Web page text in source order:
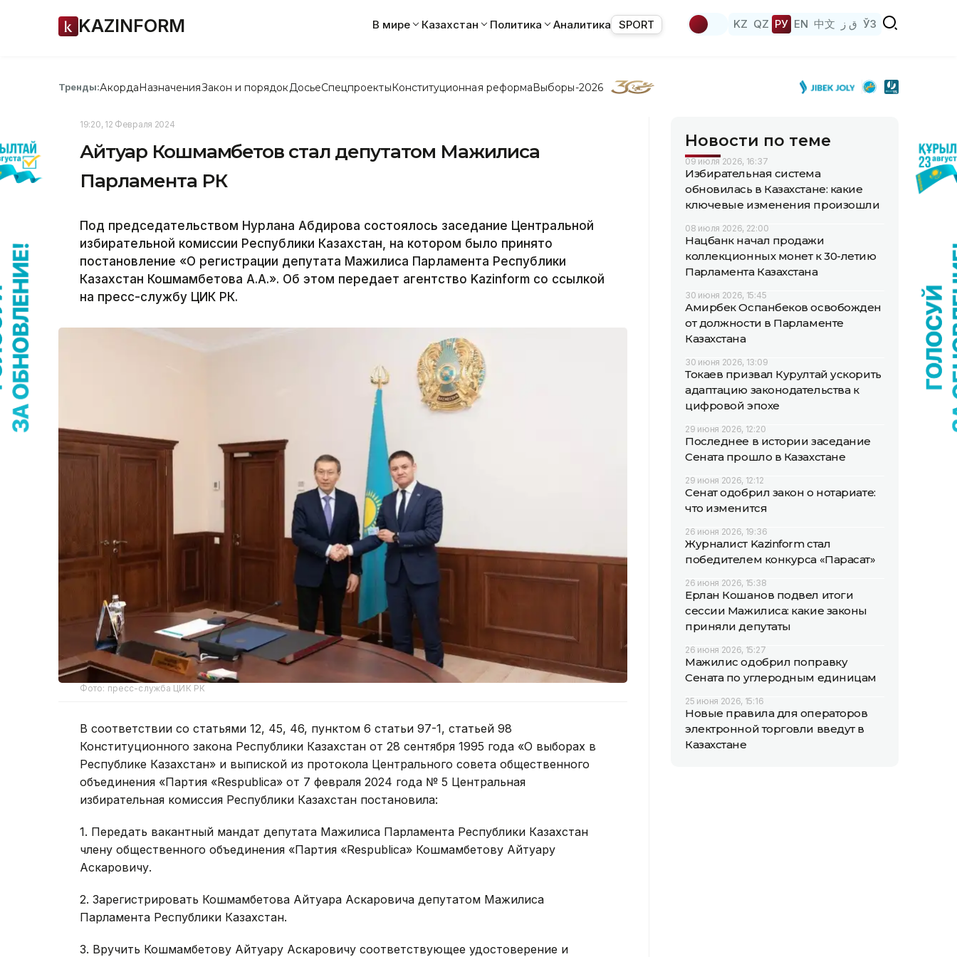
KAZINFORM В мире Казахстан Политика Аналитика SPORT KZ QZ РУ EN 中文 ق ز ЎЗ
Тренды:АкордаНазначенияЗакон и порядок ДосьеСпецпроектыКонституционная реформаВыборы-2026
19:20, 12 Февраля 2024
Айтуар Кошмамбетов стал депутатом Мажилиса
Парламента РК
Под председательством Нурлана Абдирова состоялось заседание Центральной
избирательной комиссии Республики Казахстан, на котором было принято
постановление «О регистрации депутата Мажилиса Парламента Республики
Казахстан Кошмамбетова А.А.». Об этом передает агентство Kazinform со ссылкой
на пресс-службу ЦИК РК.
Фото: пресс-служба ЦИК РК
В соответствии со статьями 12, 45, 46, пунктом 6 статьи 97-1, статьей 98
Конституционного закона Республики Казахстан от 28 сентября 1995 года «О выборах в
Республике Казахстан» и выпиской из протокола Центрального совета общественного
объединения «Партия «Respublica» от 7 февраля 2024 года № 5 Центральная
избирательная комиссия Республики Казахстан постановила:
1. Передать вакантный мандат депутата Мажилиса Парламента Республики Казахстан
члену общественного объединения «Партия «Respublica» Кошмамбетову Айтуару
Аскаровичу.
2. Зарегистрировать Кошмамбетова Айтуара Аскаровича депутатом Мажилиса
Парламента Республики Казахстан.
3. Вручить Кошмамбетову Айтуару Аскаровичу соответствующее удостоверение и
Новости по теме
09 июля 2026, 16:37
Избирательная система
обновилась в Казахстане: какие
ключевые изменения произошли
08 июля 2026, 22:00
Нацбанк начал продажи
коллекционных монет к 30-летию
Парламента Казахстана
30 июня 2026, 15:45
Амирбек Оспанбеков освобожден
от должности в Парламенте
Казахстана
30 июня 2026, 13:09
Токаев призвал Курултай ускорить
адаптацию законодательства к
цифровой эпохе
29 июня 2026, 12:20
Последнее в истории заседание
Сената прошло в Казахстане
29 июня 2026, 12:12
Сенат одобрил закон о нотариате:
что изменится
26 июня 2026, 19:36
Журналист Kazinform стал
победителем конкурса «Парасат»
26 июня 2026, 15:38
Ерлан Кошанов подвел итоги
сессии Мажилиса: какие законы
приняли депутаты
26 июня 2026, 15:27
Мажилис одобрил поправку
Сената по углеродным единицам
25 июня 2026, 15:16
Новые правила для операторов
электронной торговли введут в
Казахстане